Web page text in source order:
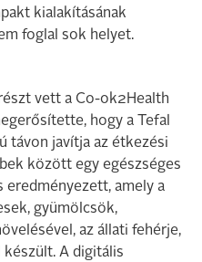
kialakításának
foglal sok helyet.
vett a Co-ok2Health
hogy a Tefal
távon javítja az étkezési
között egy egészséges
amely a
gyümölcsök,
az állati fehérje,
készült. A digitális